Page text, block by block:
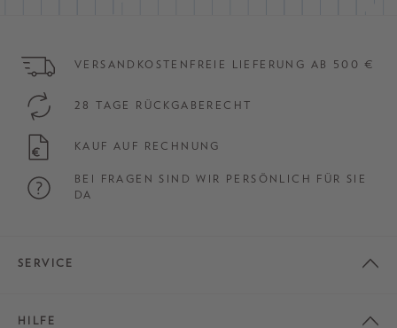
VERSANDKOSTENFREIE LIEFERUNG AB 500 €
28 TAGE RÜCKGABERECHT
KAUF AUF RECHNUNG
BEI FRAGEN SIND WIR PERSÖNLICH FÜR SIE
DA
SERVICE
HILFE